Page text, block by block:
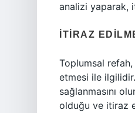
analizi yaparak,
İTIRAZ
Toplumsal refah,
etmesi ile
sağlanmasını
olduğu ve itiraz